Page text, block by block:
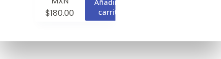
$180.00
Añadir al
carrito